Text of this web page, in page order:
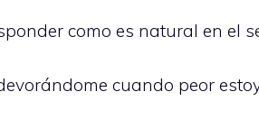
como es natural en el
cuando peor